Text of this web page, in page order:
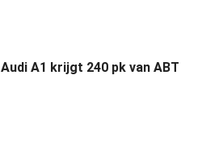
Audi A1 krijgt 240 pk van ABT